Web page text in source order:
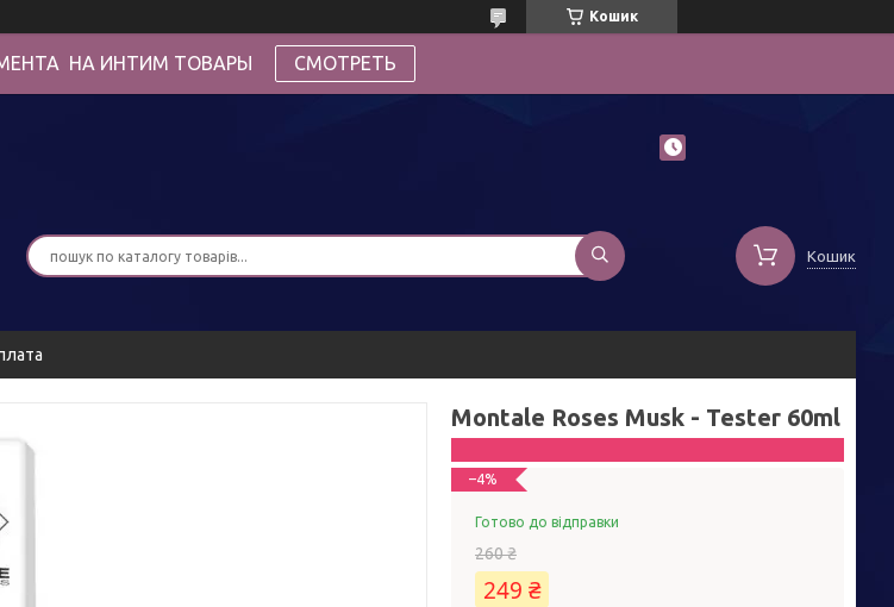
Кошик
НА ИНТИМ ТОВАРЫ СМОТРЕТЬ
Кошик
Montale Roses Musk - Tester 60ml
–4%
Готово до відправки
260 ₴
249 ₴